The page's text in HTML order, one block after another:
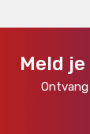
Meld